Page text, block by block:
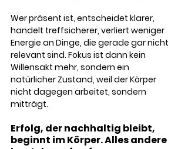
Wer präsent ist, entscheidet klarer,
handelt treffsicherer, verliert weniger
Energie an Dinge, die gerade gar nicht
relevant sind. Fokus ist dann kein
Willensakt mehr, sondern ein
natürlicher Zustand, weil der Körper
nicht dagegen arbeitet, sondern
mitträgt.
Erfolg, der nachhaltig bleibt,
beginnt im Körper. Alles andere